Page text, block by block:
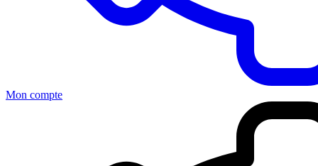
Mon compte